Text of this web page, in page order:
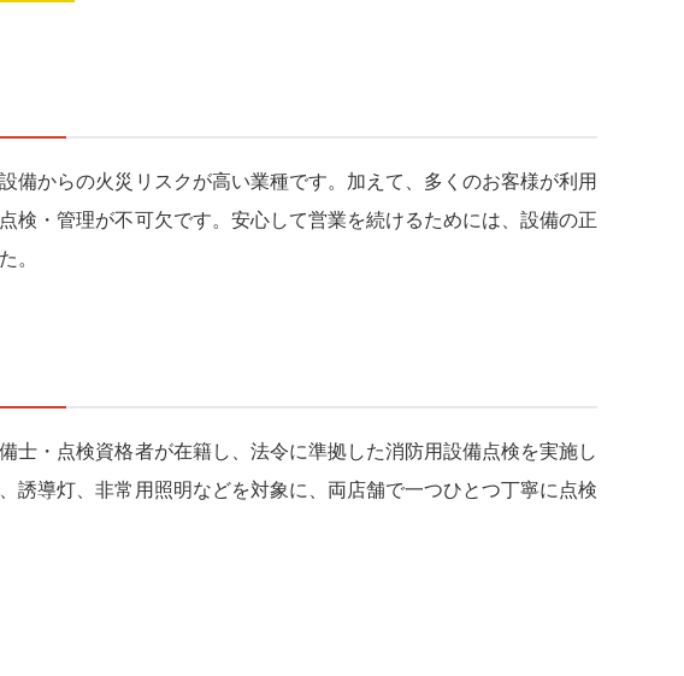
備からの火災リスクが高い業種です。加えて、多くのお客様が利用
検・管理が不可欠です。安心して営業を続けるためには、設備の正
。
士・点検資格者が在籍し、法令に準拠した消防用設備点検を実施し
誘導灯、非常用照明などを対象に、両店舗で一つひとつ丁寧に点検